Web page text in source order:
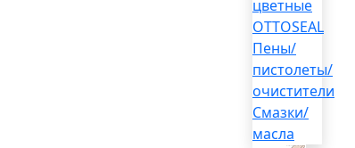
цветные
OTTOSEAL
Пены/
пистолеты/
очистители
Смазки/
масла